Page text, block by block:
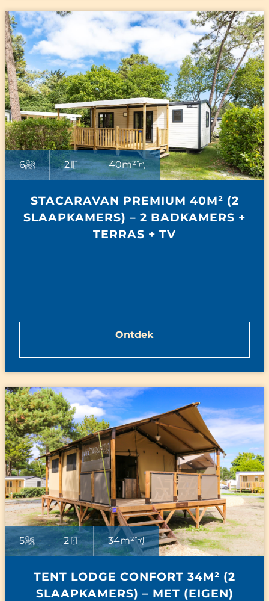
6 2 40m²
STACARAVAN PREMIUM 40M² (2
SLAAPKAMERS) – 2 BADKAMERS +
TERRAS + TV
Ontdek
5 2 34m²
TENT LODGE CONFORT 34M² (2
SLAAPKAMERS) – MET (EIGEN)